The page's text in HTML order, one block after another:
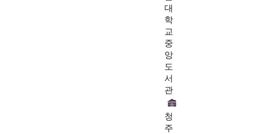
대
학
교
중
앙
도
서
관
청
주